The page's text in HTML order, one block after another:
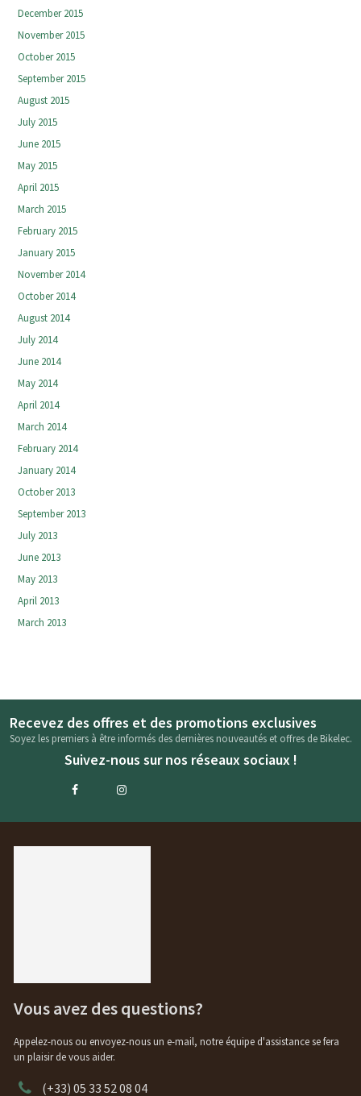
December 2015
November 2015
October 2015
September 2015
August 2015
July 2015
June 2015
May 2015
April 2015
March 2015
February 2015
January 2015
November 2014
October 2014
August 2014
July 2014
June 2014
May 2014
April 2014
March 2014
February 2014
January 2014
October 2013
September 2013
July 2013
June 2013
May 2013
April 2013
March 2013
Recevez des offres et des promotions exclusives
Soyez les premiers à être informés des dernières nouveautés et offres de Bikelec.
Suivez-nous sur nos réseaux sociaux !
Vous avez des questions?
Appelez-nous ou envoyez-nous un e-mail, notre équipe d'assistance se fera
un plaisir de vous aider.
(+33) 05 33 52 08 04